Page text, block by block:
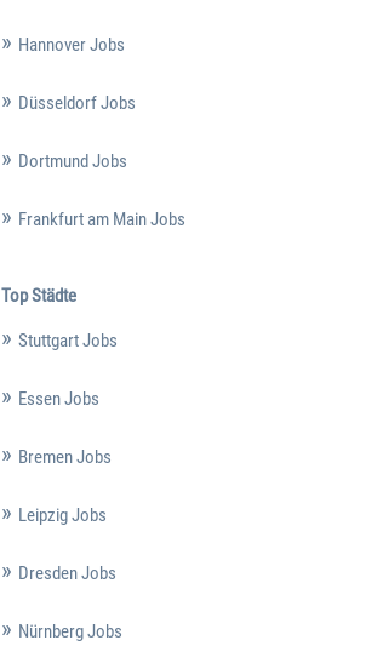
Hannover Jobs
Düsseldorf Jobs
Dortmund Jobs
Frankfurt am Main Jobs
Top Städte
Stuttgart Jobs
Essen Jobs
Bremen Jobs
Leipzig Jobs
Dresden Jobs
Nürnberg Jobs